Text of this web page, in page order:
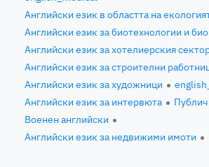
Английски език в областта на
Английски език за биотехнологии и
Английски език за хотелиерския
Английски език за строителни
Английски език за художници
Английски език за интервюта
Военен английски
Английски език за недвижими имоти